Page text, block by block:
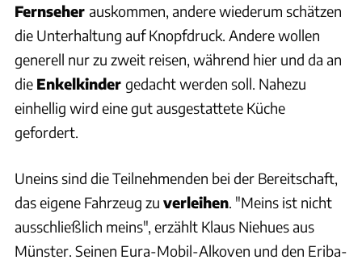
Fernseher auskommen, andere wiederum schätzen
die Unterhaltung auf Knopfdruck. Andere wollen
generell nur zu zweit reisen, während hier und da an
die Enkelkinder gedacht werden soll. Nahezu
einhellig wird eine gut ausgestattete Küche
gefordert.
Uneins sind die Teilnehmenden bei der Bereitschaft,
das eigene Fahrzeug zu verleihen. "Meins ist nicht
ausschließlich meins", erzählt Klaus Niehues aus
Münster. Seinen Eura-Mobil-Alkoven und den Eriba-